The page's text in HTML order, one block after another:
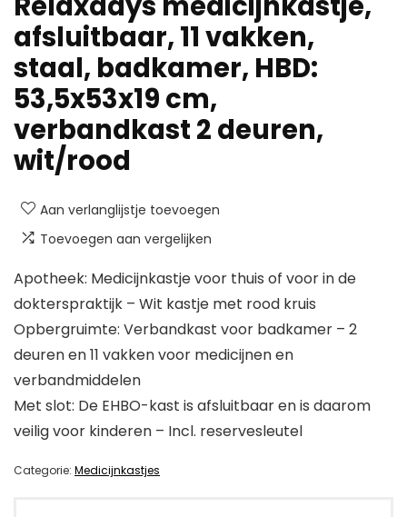
afsluitbaar, 11 vakken,
staal, badkamer, HBD:
53,5x53x19 cm,
verbandkast 2 deuren,
wit/rood
Aan verlanglijstje toevoegen
Toevoegen aan vergelijken
Apotheek: Medicijnkastje voor thuis of voor in de
dokterspraktijk – Wit kastje met rood kruis
Opbergruimte: Verbandkast voor badkamer – 2
deuren en 11 vakken voor medicijnen en
verbandmiddelen
Met slot: De EHBO-kast is afsluitbaar en is daarom
veilig voor kinderen – Incl. reservesleutel
Categorie: Medicijnkastjes